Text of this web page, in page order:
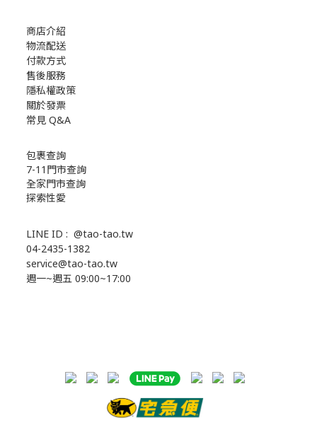
商店介紹
物流配送
付款方式
售後服務
隱私權政策
關於發票
常見 Q&A
包裹查詢
7-11門市查詢
全家門市查詢
探索性愛
LINE ID : @tao-tao.tw
04-2435-1382
service@tao-tao.tw
週一~週五 09:00~17:00